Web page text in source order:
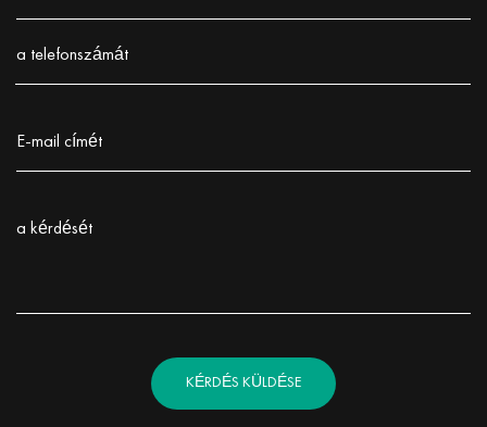
a telefonszámát
E-mail címét
a kérdését
KÉRDÉS KÜLDÉSE